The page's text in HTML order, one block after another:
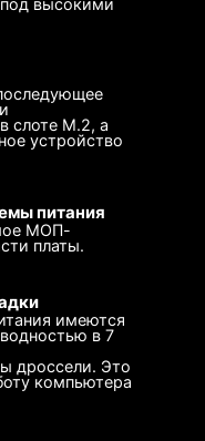
высокими
слоте M.2, а
устройство
питания
МОП-
платы.
имеются
в 7
дроссели. Это
компьютера
для различных
Fan
Center
вентилятора в
выбранным в